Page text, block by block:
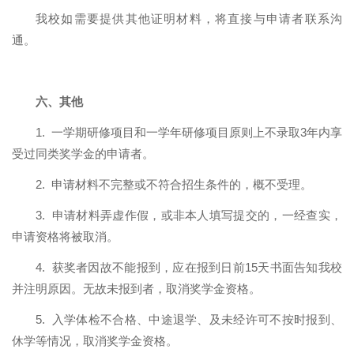
我校如需要提供其他证明材料，将直接与申请者联系沟
通。
六、其他
1. 一学期研修项目和一学年研修项目原则上不录取3年内享
受过同类奖学金的申请者。
2. 申请材料不完整或不符合招生条件的，概不受理。
3. 申请材料弄虚作假，或非本人填写提交的，一经查实，
申请资格将被取消。
4. 获奖者因故不能报到，应在报到日前15天书面告知我校
并注明原因。无故未报到者，取消奖学金资格。
5.
入学体检不合格、中途退学、及未经许可不按时报到、
休学等情况，取消奖学金资格。